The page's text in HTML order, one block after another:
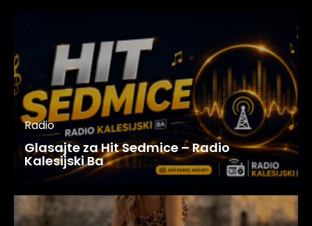
Radio
Glasajte za Hit Sedmice – Radio
Kalesijski Ba